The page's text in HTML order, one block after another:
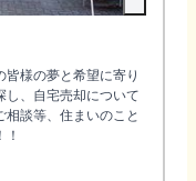
様の夢と希望に寄り
し、自宅売却について
談等、住まいのこと